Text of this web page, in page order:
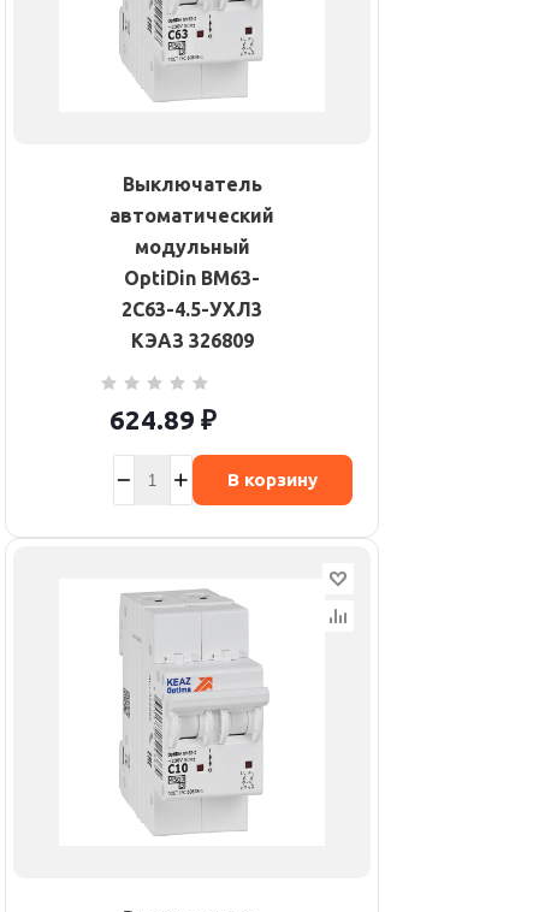
Выключатель
автоматический
модульный
OptiDin BM63-
2C63-4.5-УХЛ3
КЭАЗ 326809
624.89 ₽
В корзину